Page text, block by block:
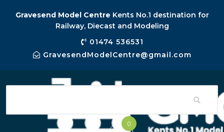
Gravesend Model Centre Kents No.1 destination for
Railway, Diecast and Modeling
01474 536531
GravesendModelCentre@gmail.com
0